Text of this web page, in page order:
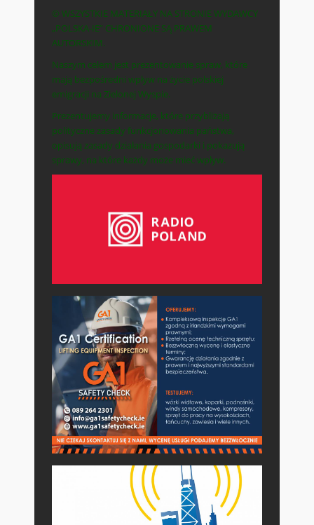
© WSZYSTKIE MATERIAŁY NA STRONIE WYDAWCY
„POLSKA-IE” CHRONIONE SĄ PRAWEM
AUTORSKIM.
Naszym celem jest prezentowanie spraw, które
mają bezpośredni wpływ na życie polskiej
emigracji na Zielonej Wyspie.
Prezentujemy informacje, które przybliżają
polityczne zasady funkcjonowania państwa,
opisują zasady działania gospodarki i pokazują
sprawy, na które każdy może mieć wpływ.